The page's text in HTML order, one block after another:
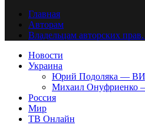
Главная
Авторам
Владельцам авторских
Новости
Украина
Юрий Подоляка —
Михаил Онуфриенко
Россия
Мир
ТВ Онлайн